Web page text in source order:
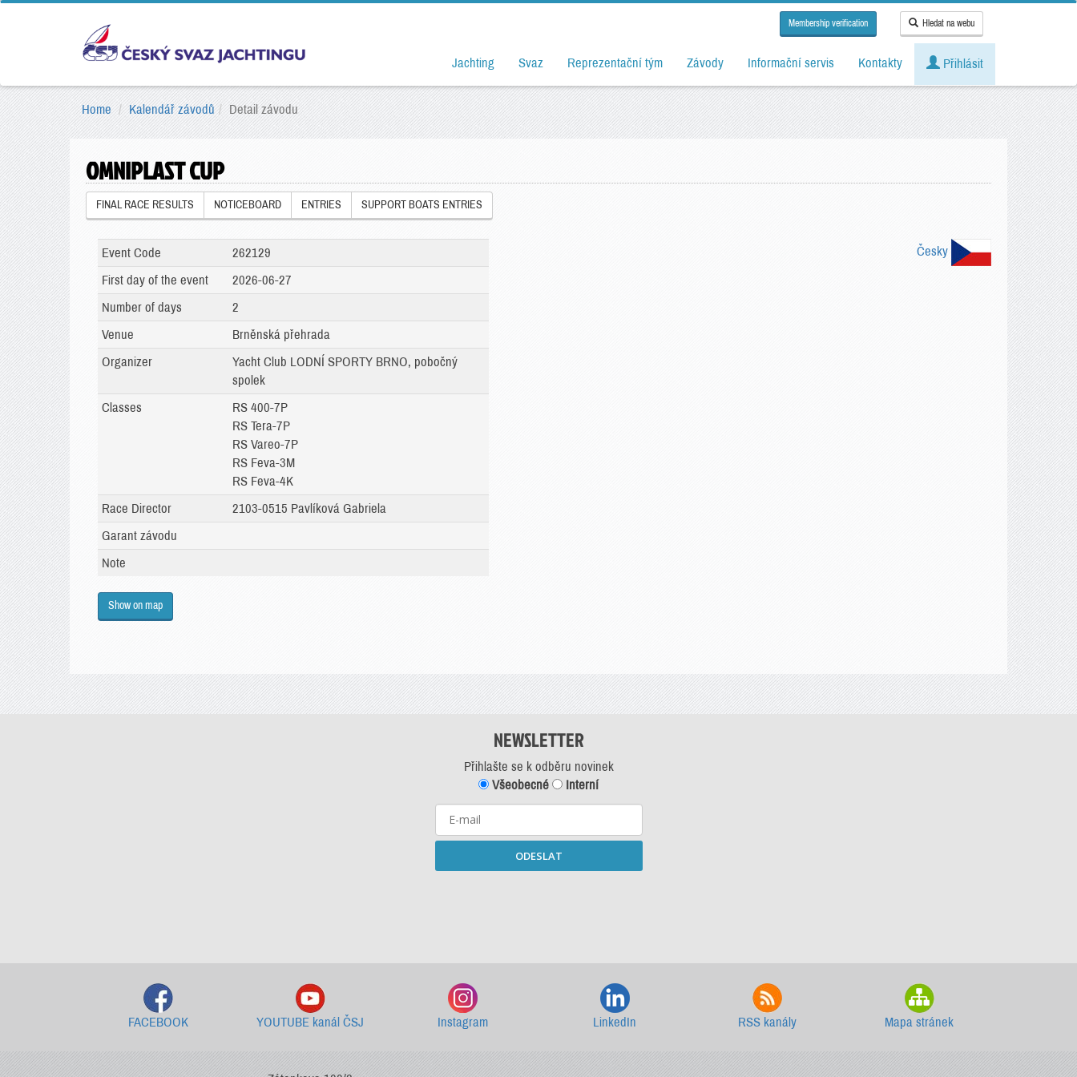
Membership verification Hledat na webu
Jachting Svaz Reprezentační tým Závody Informační servis Kontakty Přihlásit
Home Kalendář závodů Detail závodu
OMNIPLAST CUP
FINAL RACE RESULTS NOTICEBOARD ENTRIES SUPPORT BOATS ENTRIES
Česky
Event Code
262129
First day of the event
2026-06-27
Number of days
2
Venue
Brněnská přehrada
Organizer
Yacht Club LODNÍ SPORTY BRNO, pobočný
spolek
Classes
RS 400-7P
RS Tera-7P
RS Vareo-7P
RS Feva-3M
RS Feva-4K
Race Director
2103-0515 Pavlíková Gabriela
Garant závodu
Note
Show on map
NEWSLETTER
Přihlašte se k odběru novinek
Všeobecné
Interní
ODESLAT
FACEBOOK YOUTUBE kanál ČSJ Instagram LinkedIn RSS kanály Mapa stránek